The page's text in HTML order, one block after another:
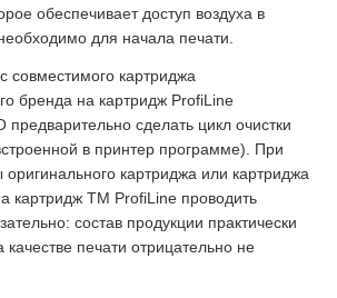
обеспечивает доступ воздуха в
для начала печати.
совместимого картриджа
бренда на картридж ProfiLine
сделать цикл очистки
в принтер программе). При
картриджа или картриджа
картридж ТМ ProfiLine проводить
состав продукции практически
качестве печати отрицательно не